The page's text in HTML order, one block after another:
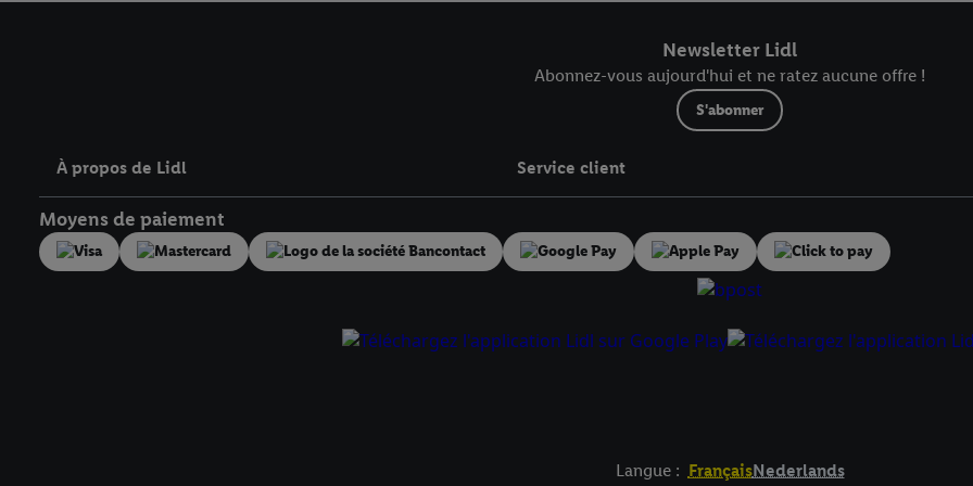
Newsletter Lidl
Abonnez-vous aujourd'hui et ne ratez aucune offre !
S'abonner
À propos de Lidl Service client
Moyens de paiement
Langue : FrançaisNederlands